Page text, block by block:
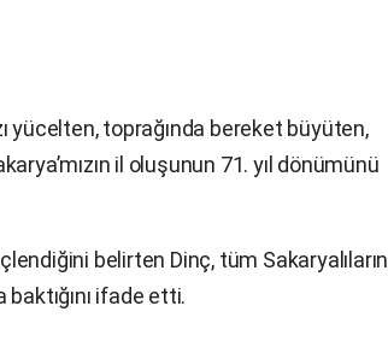
yücelten, toprağında bereket büyüten,
il oluşunun 71. yıl dönümünü
belirten Dinç, tüm Sakaryalıların
ifade etti.